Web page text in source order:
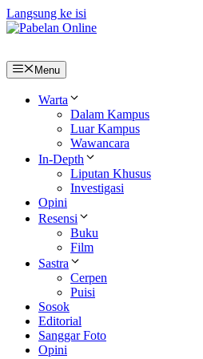
Langsung ke isi
Menu
Warta
Dalam Kampus
Luar Kampus
Wawancara
In-Depth
Liputan Khusus
Investigasi
Opini
Resensi
Buku
Film
Sastra
Cerpen
Puisi
Sosok
Editorial
Sanggar Foto
Opini